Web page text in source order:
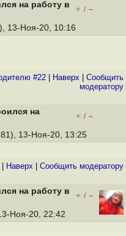
на работу в
+ / –
13-Ноя-20, 10:16
#22 Наверх
Cообщить
модератору
на
+ / –
13-Ноя-20, 13:25
| Наверх Cообщить модератору
на работу в
+ / –
Ноя-20, 22:42